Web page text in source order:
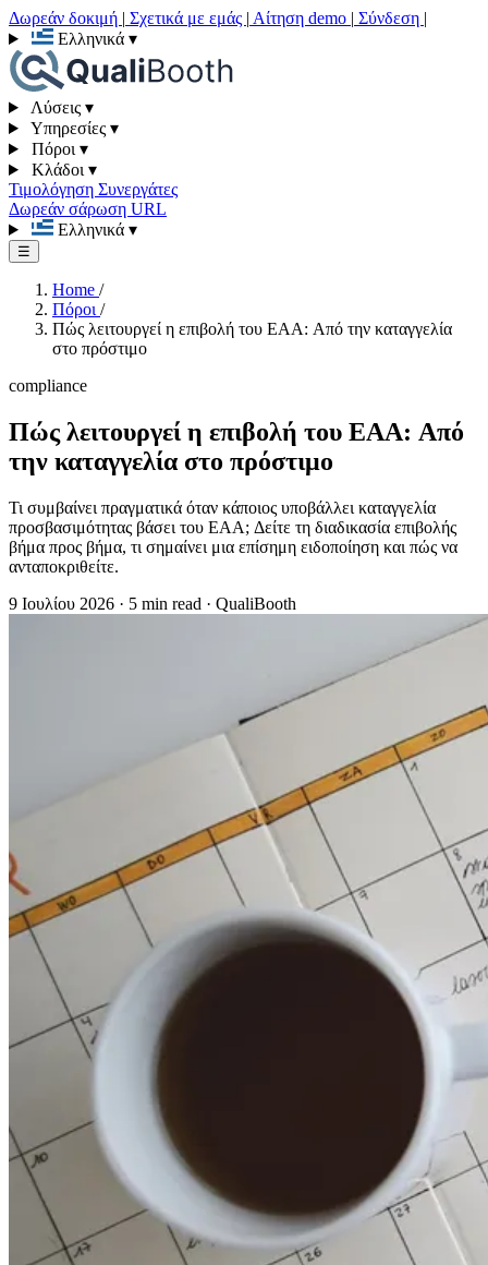
Δωρεάν δοκιμή | Σχετικά με εμάς | Αίτηση demo | Σύνδεση |
Ελληνικά ▾
Λύσεις ▾
Υπηρεσίες ▾
Πόροι ▾
Κλάδοι ▾
Τιμολόγηση Συνεργάτες
Δωρεάν σάρωση URL
Ελληνικά ▾
☰
Home /
Πόροι /
Πώς λειτουργεί η επιβολή του EAA: Από την καταγγελία
στο πρόστιμο
compliance
Πώς λειτουργεί η επιβολή του EAA: Από
την καταγγελία στο πρόστιμο
Τι συμβαίνει πραγματικά όταν κάποιος υποβάλλει καταγγελία
προσβασιμότητας βάσει του EAA; Δείτε τη διαδικασία επιβολής
βήμα προς βήμα, τι σημαίνει μια επίσημη ειδοποίηση και πώς να
ανταποκριθείτε.
9 Ιουλίου 2026 · 5 min read · QualiBooth